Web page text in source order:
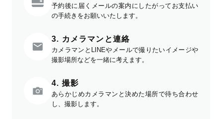
予約後に届くメールの案内にしたがってお支払い
の手続きをお願いいたします。
3. カメラマンと連絡
カメラマンとLINEやメールで撮りたいイメージや
撮影場所などを一緒に考えます。
4. 撮影
あらかじめカメラマンと決めた場所で待ち合わせ
し、撮影します。